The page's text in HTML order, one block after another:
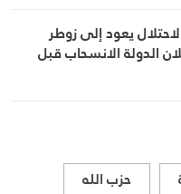
يعود إلى زوطر
الدولة الانسحاب قبل
حزب الله